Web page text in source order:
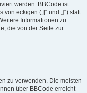
werden. BBCode ist
eckigen („[“ und „]“) statt
Informationen zu
die von der Seite zur
zu verwenden. Die meisten
über BBCode erreicht